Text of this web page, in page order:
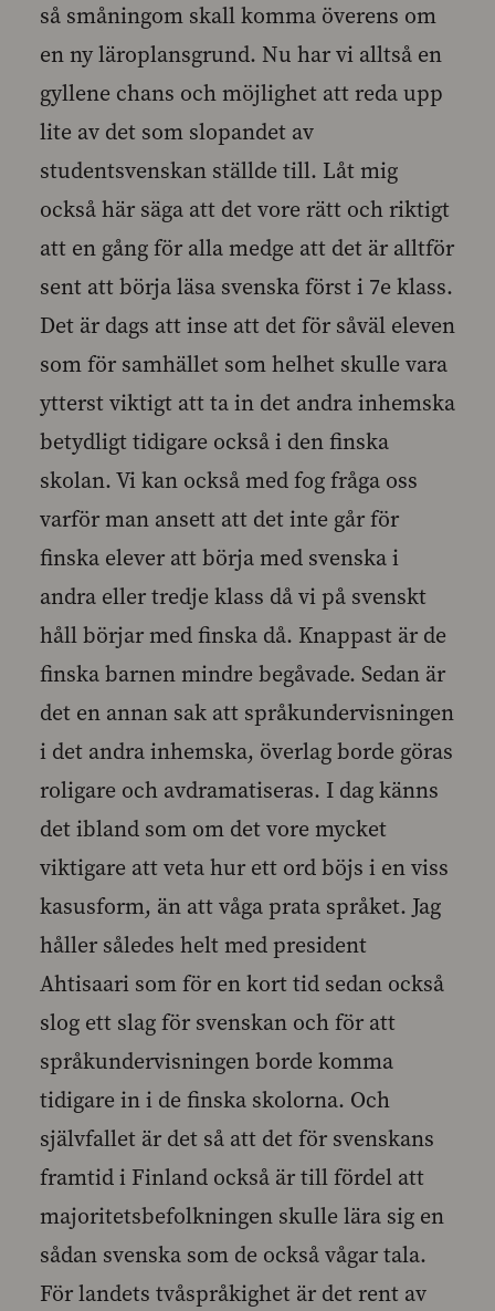
så småningom skall komma överens om
en ny läroplansgrund. Nu har vi alltså en
gyllene chans och möjlighet att reda upp
lite av det som slopandet av
studentsvenskan ställde till. Låt mig
också här säga att det vore rätt och riktigt
att en gång för alla medge att det är alltför
sent att börja läsa svenska först i 7e klass.
Det är dags att inse att det för såväl eleven
som för samhället som helhet skulle vara
ytterst viktigt att ta in det andra inhemska
betydligt tidigare också i den finska
skolan. Vi kan också med fog fråga oss
varför man ansett att det inte går för
finska elever att börja med svenska i
andra eller tredje klass då vi på svenskt
håll börjar med finska då. Knappast är de
finska barnen mindre begåvade. Sedan är
det en annan sak att språkundervisningen
i det andra inhemska, överlag borde göras
roligare och avdramatiseras. I dag känns
det ibland som om det vore mycket
viktigare att veta hur ett ord böjs i en viss
kasusform, än att våga prata språket. Jag
håller således helt med president
Ahtisaari som för en kort tid sedan också
slog ett slag för svenskan och för att
språkundervisningen borde komma
tidigare in i de finska skolorna. Och
självfallet är det så att det för svenskans
framtid i Finland också är till fördel att
majoritetsbefolkningen skulle lära sig en
sådan svenska som de också vågar tala.
För landets tvåspråkighet är det rent av